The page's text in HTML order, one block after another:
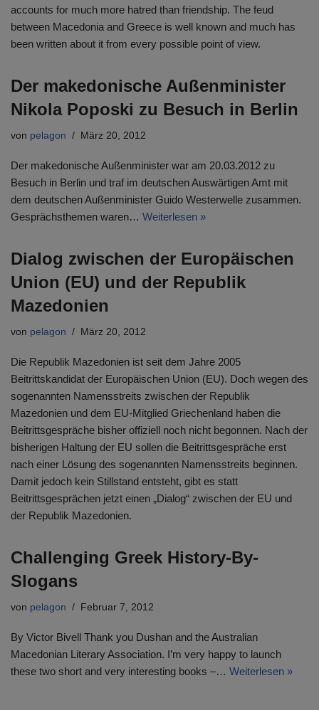
accounts for much more hatred than friendship. The feud
between Macedonia and Greece is well known and much has
been written about it from every possible point of view.
Der makedonische Außenminister
Nikola Poposki zu Besuch in Berlin
von pelagon März 20, 2012
Der makedonische Außenminister war am 20.03.2012 zu
Besuch in Berlin und traf im deutschen Auswärtigen Amt mit
dem deutschen Außenminister Guido Westerwelle zusammen.
Gesprächsthemen waren… Weiterlesen »
Dialog zwischen der Europäischen
Union (EU) und der Republik
Mazedonien
von pelagon März 20, 2012
Die Republik Mazedonien ist seit dem Jahre 2005
Beitrittskandidat der Europäischen Union (EU). Doch wegen des
sogenannten Namensstreits zwischen der Republik
Mazedonien und dem EU-Mitglied Griechenland haben die
Beitrittsgespräche bisher offiziell noch nicht begonnen. Nach der
bisherigen Haltung der EU sollen die Beitrittsgespräche erst
nach einer Lösung des sogenannten Namensstreits beginnen.
Damit jedoch kein Stillstand entsteht, gibt es statt
Beitrittsgesprächen jetzt einen „Dialog“ zwischen der EU und
der Republik Mazedonien.
Challenging Greek History-By-
Slogans
von pelagon Februar 7, 2012
By Victor Bivell Thank you Dushan and the Australian
Macedonian Literary Association. I’m very happy to launch
these two short and very interesting books –… Weiterlesen »